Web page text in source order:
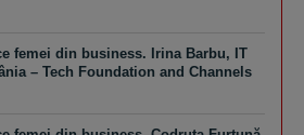
femei din business. Irina Barbu, IT
– Tech Foundation and Channels